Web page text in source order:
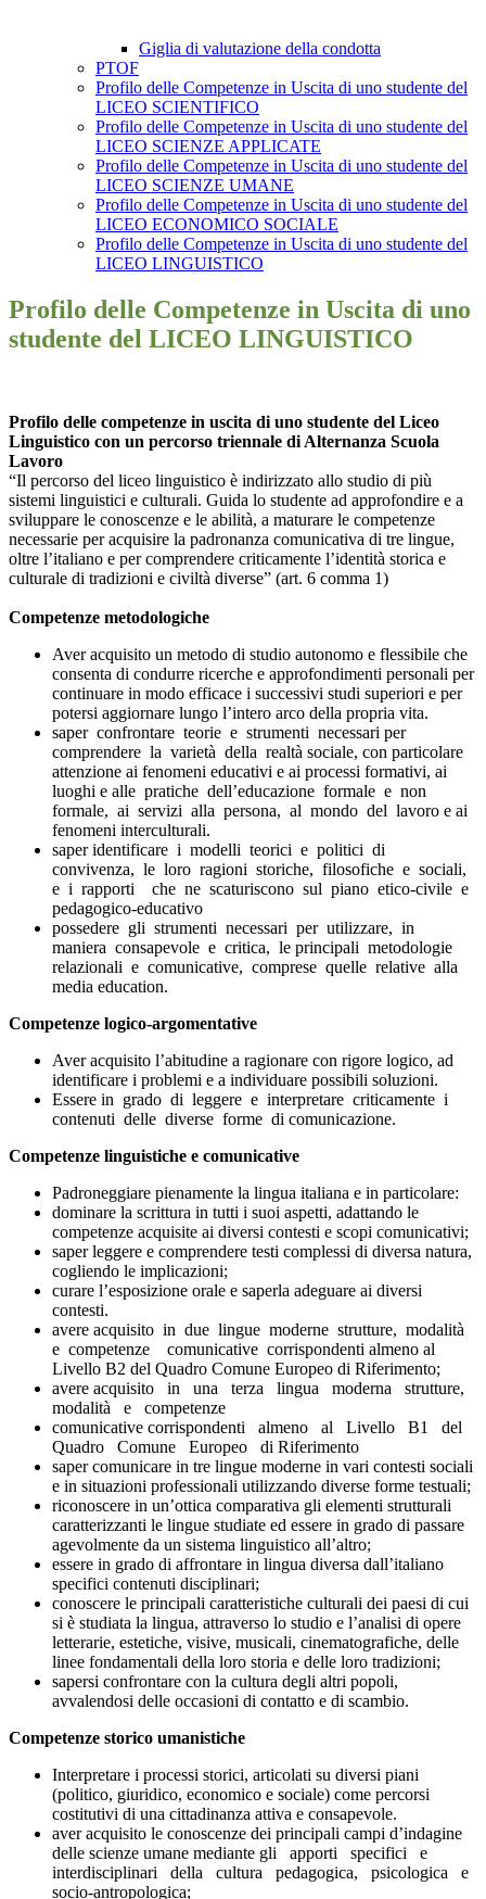
Giglia di valutazione della condotta
PTOF
Profilo delle Competenze in Uscita di uno studente del
LICEO SCIENTIFICO
Profilo delle Competenze in Uscita di uno studente del
LICEO SCIENZE APPLICATE
Profilo delle Competenze in Uscita di uno studente del
LICEO SCIENZE UMANE
Profilo delle Competenze in Uscita di uno studente del
LICEO ECONOMICO SOCIALE
Profilo delle Competenze in Uscita di uno studente del
LICEO LINGUISTICO
Profilo delle Competenze in Uscita di uno
studente del LICEO LINGUISTICO
Profilo delle competenze in uscita di uno studente del Liceo
Linguistico con un percorso triennale di Alternanza Scuola
Lavoro
“Il percorso del liceo linguistico è indirizzato allo studio di più
sistemi linguistici e culturali. Guida lo studente ad approfondire e a
sviluppare le conoscenze e le abilità, a maturare le competenze
necessarie per acquisire la padronanza comunicativa di tre lingue,
oltre l’italiano e per comprendere criticamente l’identità storica e
culturale di tradizioni e civiltà diverse” (art. 6 comma 1)
Competenze metodologiche
Aver acquisito un metodo di studio autonomo e flessibile che
consenta di condurre ricerche e approfondimenti personali per
continuare in modo efficace i successivi studi superiori e per
potersi aggiornare lungo l’intero arco della propria vita.
saper confrontare teorie e strumenti necessari per
comprendere la varietà della realtà sociale, con particolare
attenzione ai fenomeni educativi e ai processi formativi, ai
luoghi e alle pratiche dell’educazione formale e non
formale, ai servizi alla persona, al mondo del lavoro e ai
fenomeni interculturali.
saper identificare i modelli teorici e politici di
convivenza, le loro ragioni storiche, filosofiche e sociali,
e i rapporti che ne scaturiscono sul piano etico-civile e
pedagogico-educativo
possedere gli strumenti necessari per utilizzare, in
maniera consapevole e critica, le principali metodologie
relazionali e comunicative, comprese quelle relative alla
media education.
Competenze logico-argomentative
Aver acquisito l’abitudine a ragionare con rigore logico, ad
identificare i problemi e a individuare possibili soluzioni.
Essere in grado di leggere e interpretare criticamente i
contenuti delle diverse forme di comunicazione.
Competenze linguistiche e comunicative
Padroneggiare pienamente la lingua italiana e in particolare:
dominare la scrittura in tutti i suoi aspetti, adattando le
competenze acquisite ai diversi contesti e scopi comunicativi;
saper leggere e comprendere testi complessi di diversa natura,
cogliendo le implicazioni;
curare l’esposizione orale e saperla adeguare ai diversi
contesti.
avere acquisito in due lingue moderne strutture, modalità
e competenze comunicative corrispondenti almeno al
Livello B2 del Quadro Comune Europeo di Riferimento;
avere acquisito in una terza lingua moderna strutture,
modalità e competenze
comunicative corrispondenti almeno al Livello B1 del
Quadro Comune Europeo di Riferimento
saper comunicare in tre lingue moderne in vari contesti sociali
e in situazioni professionali utilizzando diverse forme testuali;
riconoscere in un’ottica comparativa gli elementi strutturali
caratterizzanti le lingue studiate ed essere in grado di passare
agevolmente da un sistema linguistico all’altro;
essere in grado di affrontare in lingua diversa dall’italiano
specifici contenuti disciplinari;
conoscere le principali caratteristiche culturali dei paesi di cui
si è studiata la lingua, attraverso lo studio e l’analisi di opere
letterarie, estetiche, visive, musicali, cinematografiche, delle
linee fondamentali della loro storia e delle loro tradizioni;
sapersi confrontare con la cultura degli altri popoli,
avvalendosi delle occasioni di contatto e di scambio.
Competenze storico umanistiche
Interpretare i processi storici, articolati su diversi piani
(politico, giuridico, economico e sociale) come percorsi
costitutivi di una cittadinanza attiva e consapevole.
aver acquisito le conoscenze dei principali campi d’indagine
delle scienze umane mediante gli apporti specifici e
interdisciplinari della cultura pedagogica, psicologica e
socio-antropologica;